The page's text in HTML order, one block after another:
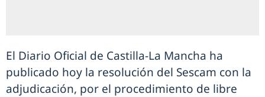
El Diario Oficial de Castilla-La Mancha ha
publicado hoy la resolución del Sescam con la
adjudicación, por el procedimiento de libre